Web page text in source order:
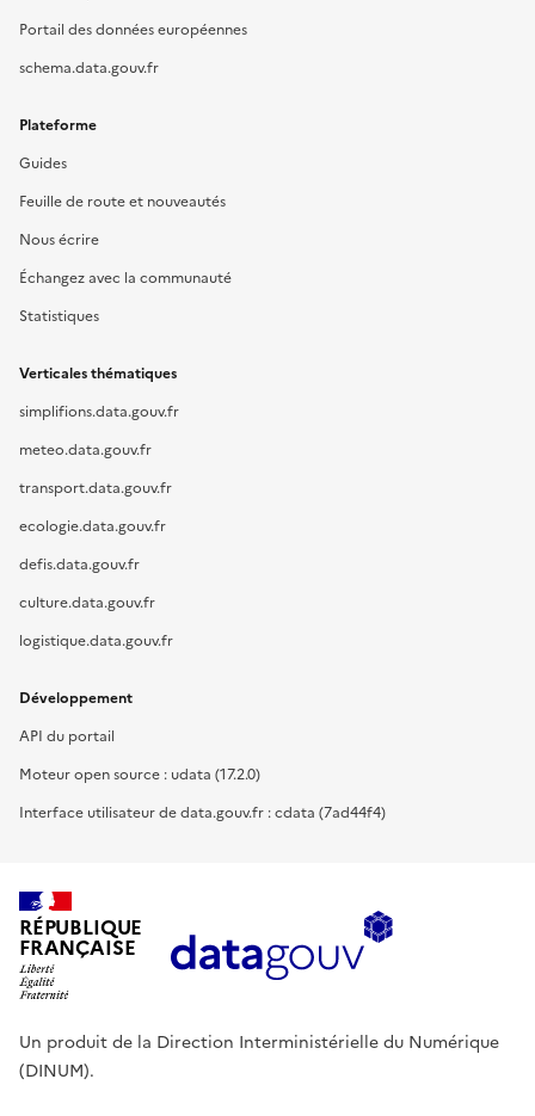
Portail des données européennes
schema.data.gouv.fr
Plateforme
Guides
Feuille de route et nouveautés
Nous écrire
Échangez avec la communauté
Statistiques
Verticales thématiques
simplifions.data.gouv.fr
meteo.data.gouv.fr
transport.data.gouv.fr
ecologie.data.gouv.fr
defis.data.gouv.fr
culture.data.gouv.fr
logistique.data.gouv.fr
Développement
API du portail
Moteur open source : udata (17.2.0)
Interface utilisateur de data.gouv.fr : cdata (7ad44f4)
RÉPUBLIQUE
FRANÇAISE
Un produit de la Direction Interministérielle du Numérique
(DINUM).